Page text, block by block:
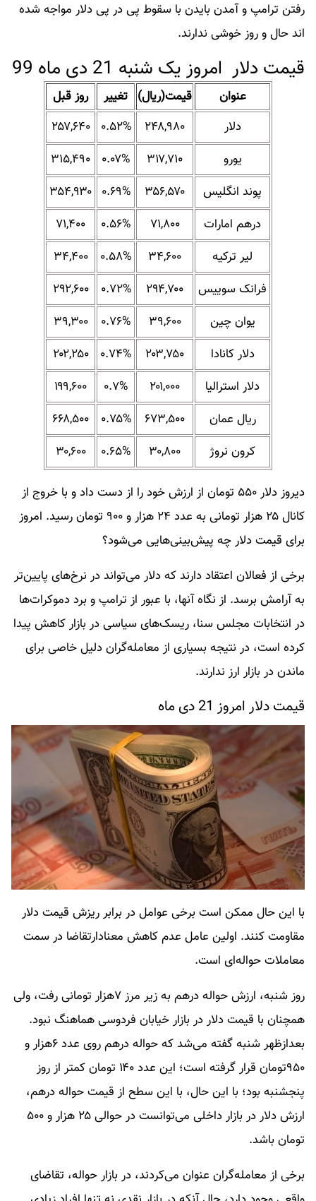
رفتن ترامپ و آمدن بایدن با سقوط پی در پی دلار مواجه شده
اند حال و روز خوشی ندارند.
قیمت دلار امروز یک شنبه 21 دی ماه 99
عنوان قیمت(ریال) تغییر
روز قبل
دلار
۲۴۸,۹۸۰ ۰.۵۲%
۲۵۷,۶۴۰
یورو
۳۱۷,۷۱۰ ۰.۰۷%
۳۱۵,۴۹۰
پوند انگلیس
۳۵۶,۵۷۰ ۰.۶۹% ۳۵۴,۹۳۰
درهم امارات
۷۱,۸۰۰ ۰.۵۶%
۷۱,۴۰۰
لیر ترکیه
۳۴,۶۰۰ ۰.۵۸%
۳۴,۴۰۰
فرانک سوییس
۲۹۴,۷۰۰ ۰.۷۲%
۲۹۲,۶۰۰
یوان چین
۳۹,۶۰۰ ۰.۷۶%
۳۹,۳۰۰
دلار کانادا
۲۰۳,۷۵۰ ۰.۷۴%
۲۰۲,۲۵۰
دلار استرالیا
۲۰۱,۰۰۰ ۰.۷%
۱۹۹,۶۰۰
ریال عمان
۶۷۳,۵۰۰ ۰.۷۵%
۶۶۸,۵۰۰
کرون نروژ
۳۰,۸۰۰ ۰.۶۵% ۳۰,۶۰۰
دیروز دلار ۵۵۰ تومان از ارزش خود را از دست داد و با خروج از
کانال ۲۵ هزار تومانی به عدد ۲۴ هزار و ۹۰۰ تومان رسید. امروز
برای قیمت دلار چه پیش‌بینی‌هایی می‌شود؟
برخی از فعالان اعتقاد دارند که دلار می‌تواند در نرخ‌های پایین‌‌تر
به آرامش برسد. از نگاه آنها، با عبور از ترامپ و برد دموکرات‌ها
در انتخابات مجلس سنا، ریسک‌های سیاسی در بازار کاهش پیدا
کرده است، در نتیجه بسیاری از معامله‌گران دلیل خاصی برای
ماندن در بازار ارز ندارند.
قیمت دلار امروز 21 دی ماه
با این حال ممکن است برخی عوامل در برابر ریزش قیمت دلار
مقاومت کنند. اولین عامل عدم کاهش معنادارتقاضا در سمت
معاملات حواله‌ای است.
روز شنبه، ارزش حواله درهم به زیر مرز ۷هزار تومانی رفت، ولی
همچنان با قیمت دلار در بازار خیابان فردوسی هماهنگ نبود.
بعدازظهر شنبه گفته می‌شد که حواله درهم روی عدد ۶هزار و
۹۵۰تومان قرار گرفته است؛ این عدد ۱۴۰ تومان کمتر از روز
پنجشنبه بود؛ با این حال، با این سطح از قیمت حواله درهم،
ارزش دلار در بازار داخلی می‌توانست در حوالی ۲۵ هزار و ۵۰۰
تومان باشد.
برخی از معامله‌گران عنوان می‌کردند، در بازار حواله، تقاضای